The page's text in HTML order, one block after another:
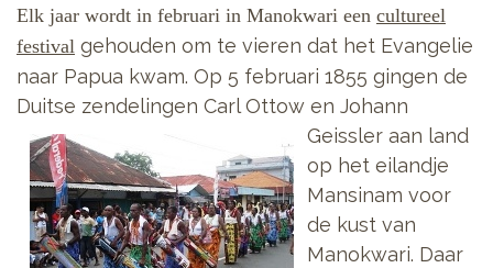
Elk jaar wordt in februari in Manokwari een cultureel
festival gehouden om te vieren dat het Evangelie
naar Papua kwam. Op 5 februari 1855 gingen de
Duitse zendelingen Carl Ottow en Johann
Geissler aan land
op het eilandje
Mansinam voor
de kust van
Manokwari. Daar